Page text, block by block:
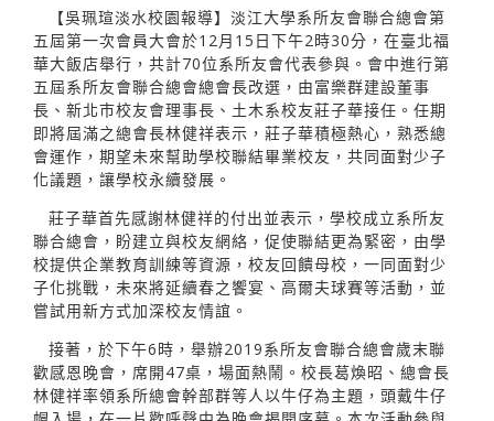
【吳珮瑄淡水校園報導】淡江大學系所友會聯合總會第
五屆第一次會員大會於12月15日下午2時30分，在臺北福
華大飯店舉行，共計70位系所友會代表參與。會中進行第
五屆系所友會聯合總會總會長改選，由富樂群建設董事
長、新北市校友會理事長、土木系校友莊子華接任。任期
即將屆滿之總會長林健祥表示，莊子華積極熱心，熟悉總
會運作，期望未來幫助學校聯結畢業校友，共同面對少子
化議題，讓學校永續發展。
莊子華首先感謝林健祥的付出並表示，學校成立系所友
聯合總會，盼建立與校友網絡，促使聯結更為緊密，由學
校提供企業教育訓練等資源，校友回饋母校，一同面對少
子化挑戰，未來將延續春之饗宴、高爾夫球賽等活動，並
嘗試用新方式加深校友情誼。
接著，於下午6時，舉辦2019系所友會聯合總會歲末聯
歡感恩晚會，席開47桌，場面熱鬧。校長葛煥昭、總會長
林健祥率領系所總會幹部群等人以牛仔為主題，頭戴牛仔